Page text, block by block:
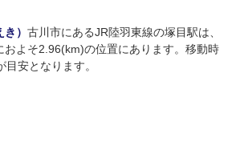
） 古川市にあるJR陸羽東線の塚目駅は、
およそ2.96(km)の位置にあります。移動時
安となります。